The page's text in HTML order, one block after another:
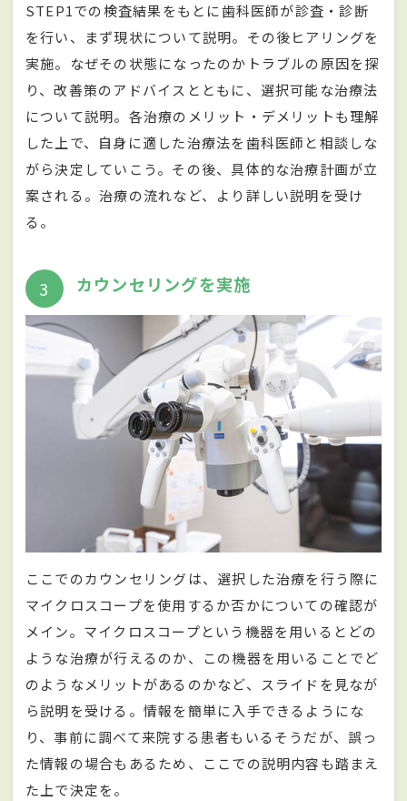
STEP1での検査結果をもとに歯科医師が診査・診断
を行い、まず現状について説明。その後ヒアリングを
実施。なぜその状態になったのかトラブルの原因を探
り、改善策のアドバイスとともに、選択可能な治療法
について説明。各治療のメリット・デメリットも理解
した上で、自身に適した治療法を歯科医師と相談しな
がら決定していこう。その後、具体的な治療計画が立
案される。治療の流れなど、より詳しい説明を受け
る。
3 カウンセリングを実施
ここでのカウンセリングは、選択した治療を行う際に
マイクロスコープを使用するか否かについての確認が
メイン。マイクロスコープという機器を用いるとどの
ような治療が行えるのか、この機器を用いることでど
のようなメリットがあるのかなど、スライドを見なが
ら説明を受ける。情報を簡単に入手できるようにな
り、事前に調べて来院する患者もいるそうだが、誤っ
た情報の場合もあるため、ここでの説明内容も踏まえ
た上で決定を。